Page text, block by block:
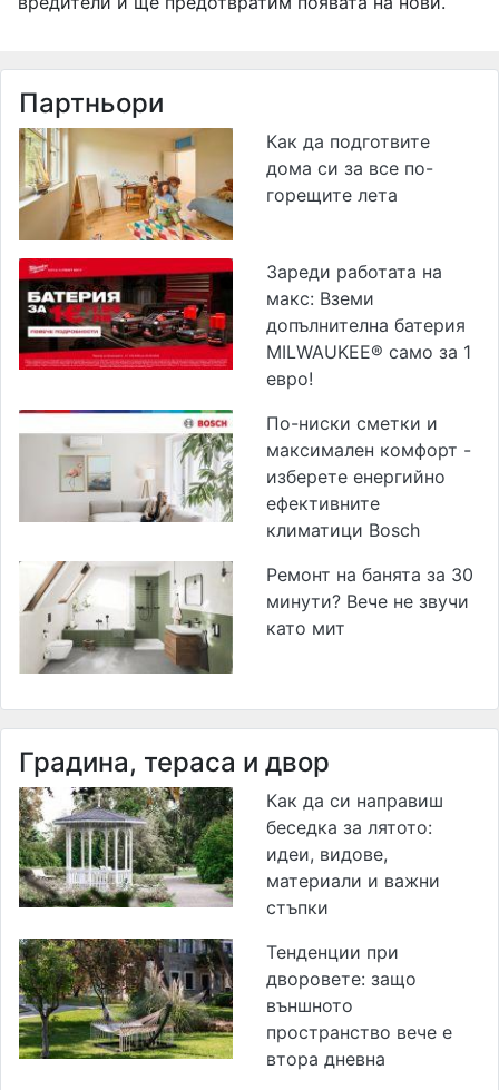
Партньори
Как да подготвите
дома си за все по-
горещите лета
Зареди работата на
макс: Вземи
допълнителна батерия
MILWAUKEE® само за 1
евро!
По-ниски сметки и
максимален комфорт -
изберете енергийно
ефективните
климатици Bosch
Ремонт на банята за 30
минути? Вече не звучи
като мит
Градина, тераса и двор
Как да си направиш
беседка за лятото:
идеи, видове,
материали и важни
стъпки
Тенденции при
дворовете: защо
външното
пространство вече е
втора дневна